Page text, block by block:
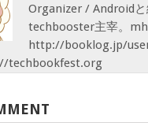
Organizer / Androidと
techbooster主宰。
http://booklog.jp/
techbookfest.org